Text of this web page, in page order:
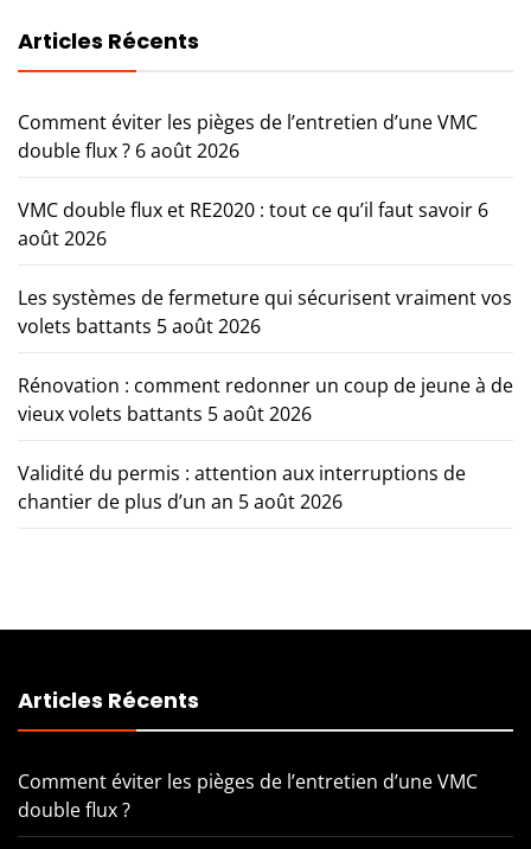
Articles Récents
Comment éviter les pièges de l’entretien d’une VMC
double flux ? 6 août 2026
VMC double flux et RE2020 : tout ce qu’il faut savoir 6
août 2026
Les systèmes de fermeture qui sécurisent vraiment vos
volets battants 5 août 2026
Rénovation : comment redonner un coup de jeune à de
vieux volets battants 5 août 2026
Validité du permis : attention aux interruptions de
chantier de plus d’un an 5 août 2026
Articles Récents
Comment éviter les pièges de l’entretien d’une VMC
double flux ?